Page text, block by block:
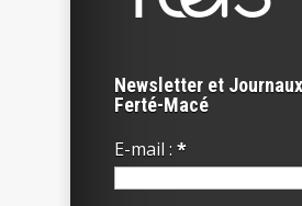
Newsletter et
Ferté-Macé
E-mail : *